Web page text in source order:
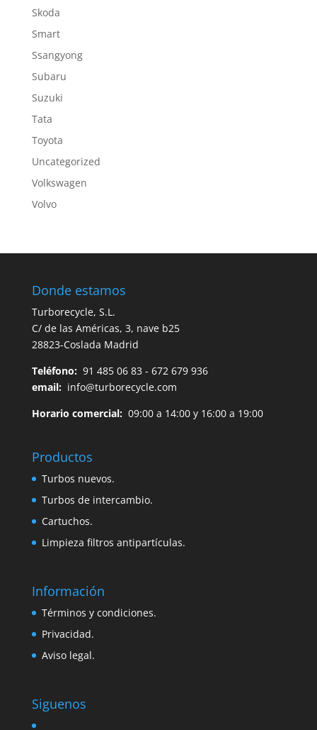
Skoda
Smart
Ssangyong
Subaru
Suzuki
Tata
Toyota
Uncategorized
Volkswagen
Volvo
Donde estamos
Turborecycle, S.L.
C/ de las Américas, 3, nave b25
28823-Coslada Madrid
Teléfono: 91 485 06 83 - 672 679 936
email: info@turborecycle.com
Horario comercial:09:00 a 14:00 y 16:00 a 19:00
Productos
Turbos nuevos.
Turbos de intercambio.
Cartuchos.
Limpieza filtros antipartículas.
Información
Términos y condiciones.
Privacidad.
Aviso legal.
Siguenos